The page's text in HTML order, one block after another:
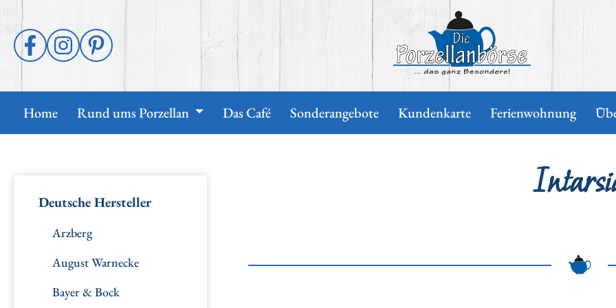
Zur Hauptnavigation springen
Home Rund ums Porzellan Das Café Sonderangebote Kundenkarte Ferienwohnung
Deutsche Hersteller
Arzberg
August Warnecke
Bayer & Bock